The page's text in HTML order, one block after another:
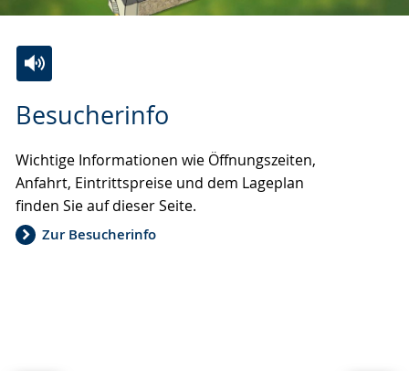
Besucherinfo
Wichtige Informationen wie Öffnungszeiten,
Anfahrt, Eintrittspreise und dem Lageplan
finden Sie auf dieser Seite.
Zur Besucherinfo
Leichten
wechseln.
Audio-
Video
Deutscher
Gebärdensprache
wird
angezeigt.